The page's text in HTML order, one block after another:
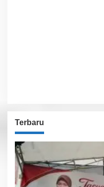
Terbaru